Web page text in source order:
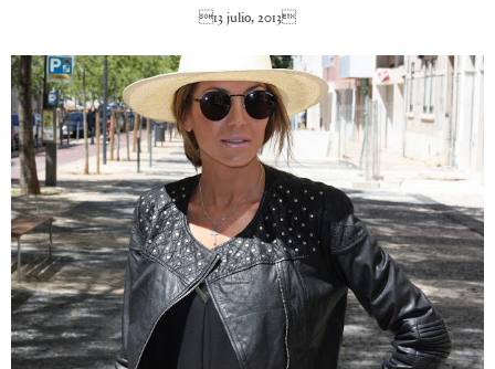
13 julio, 2013